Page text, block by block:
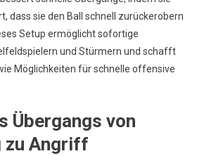
dass sie den Ball schnell zurückerobern
Setup ermöglicht sofortige
und Stürmern und schafft
Möglichkeiten für schnelle offensive
Übergangs von
zu Angriff